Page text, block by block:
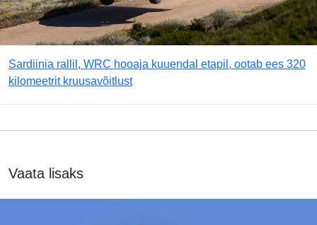
Sardiinia rallil, WRC hooaja kuuendal etapil, ootab ees 320
kilomeetrit kruusavõitlust
Vaata lisaks